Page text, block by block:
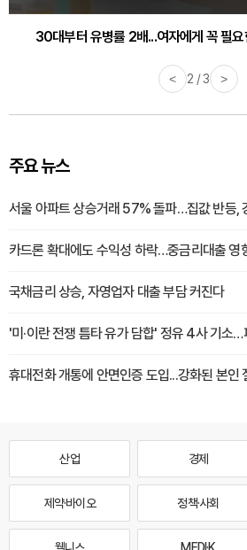
30대부터 유병률 2배...여자에게 꼭 필
< 2 / 3 >
주요 뉴스
서울 아파트 상승거래 57% 돌파…집값 반등,
카드론 확대에도 수익성 하락…중금리대출 영
국채금리 상승, 자영업자 대출 부담 커진다
'미·이란 전쟁 틈타 유가 담합' 정유 4사 기소
휴대전화 개통에 안면인증 도입...강화된 본인
산업 경제
제약·바이오 정책·사회